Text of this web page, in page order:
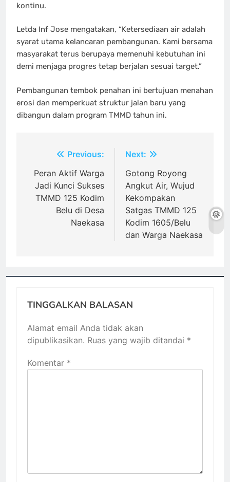
kontinu.
Letda Inf Jose mengatakan, “Ketersediaan air adalah
syarat utama kelancaran pembangunan. Kami bersama
masyarakat terus berupaya memenuhi kebutuhan ini
demi menjaga progres tetap berjalan sesuai target.”
Pembangunan tembok penahan ini bertujuan menahan
erosi dan memperkuat struktur jalan baru yang
dibangun dalam program TMMD tahun ini.
Navigasi
pos
Previous:
Peran Aktif Warga
Jadi Kunci Sukses
TMMD 125 Kodim
Belu di Desa
Naekasa
Next:
Gotong Royong
Angkut Air, Wujud
Kekompakan
Satgas TMMD 125
Kodim 1605/Belu
dan Warga Naekasa
TINGGALKAN BALASAN
Alamat email Anda tidak akan
dipublikasikan. Ruas yang wajib ditandai *
Komentar *